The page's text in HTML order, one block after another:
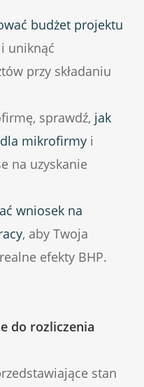
budżet projektu
i uniknąć
przy składaniu
sprawdź, jak
mikrofirmyi
na uzyskanie
wniosek na
, aby Twoja
efekty BHP.
do rozliczenia
stan